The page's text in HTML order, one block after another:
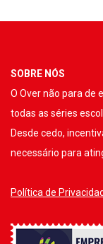
SOBRE NÓS
O Over não para de
todas as séries
Desde cedo,
necessário para
Política de